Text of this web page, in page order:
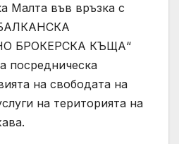
Малта във връзка с
БРОКЕРСКА КЪЩА“
посредническа
на свободата на
на територията на